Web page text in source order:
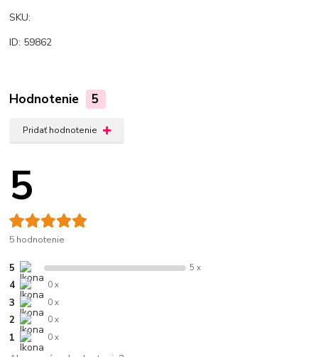
SKU:
ID: 59862
Hodnotenie 5
Pridať hodnotenie
5
5 hodnotenie
5 5 x
4 0 x
3 0 x
2 0 x
1 0 x